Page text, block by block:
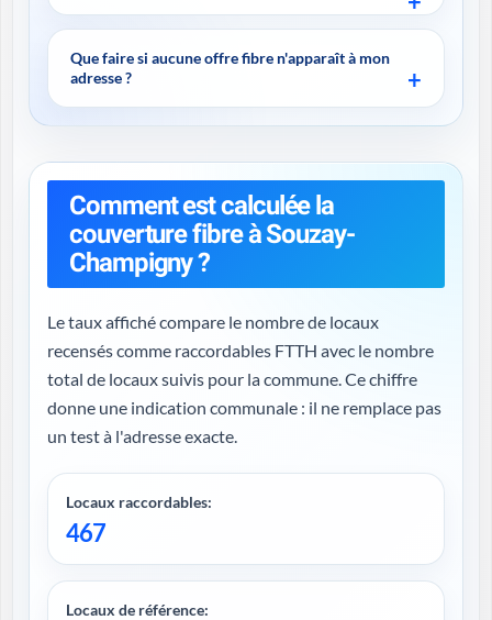
Que faire si aucune offre fibre n'apparaît à mon
adresse ?
Comment est calculée la
couverture fibre à Souzay-
Champigny ?
Le taux affiché compare le nombre de locaux
recensés comme raccordables FTTH avec le nombre
total de locaux suivis pour la commune. Ce chiffre
donne une indication communale : il ne remplace pas
un test à l'adresse exacte.
Locaux raccordables:
467
Locaux de référence: